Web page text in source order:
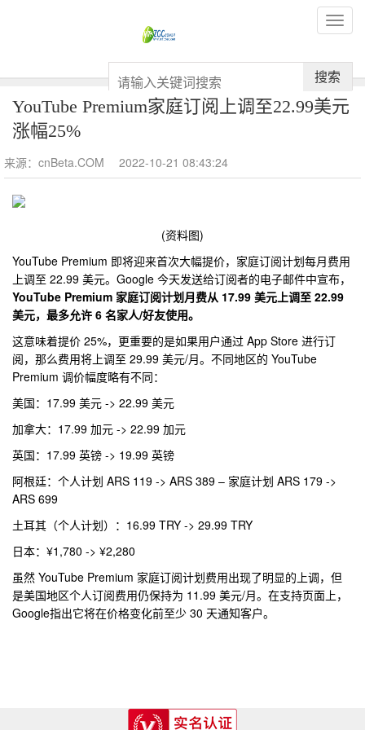
搜索
YouTube Premium家庭订阅上调至22.99美元
涨幅25%
来源：cnBeta.COM 2022-10-21 08:43:24
(资料图)
YouTube Premium 即将迎来首次大幅提价，家庭订阅计划每月费用
上调至 22.99 美元。Google 今天发送给订阅者的电子邮件中宣布，
YouTube Premium 家庭订阅计划月费从 17.99 美元上调至 22.99
美元，最多允许 6 名家人/好友使用。
这意味着提价 25%，更重要的是如果用户通过 App Store 进行订
阅，那么费用将上调至 29.99 美元/月。不同地区的 YouTube
Premium 调价幅度略有不同：
美国：17.99 美元 -> 22.99 美元
加拿大：17.99 加元 -> 22.99 加元
英国：17.99 英镑 -> 19.99 英镑
阿根廷：个人计划 ARS 119 -> ARS 389 – 家庭计划 ARS 179 ->
ARS 699
土耳其（个人计划）：16.99 TRY -> 29.99 TRY
日本：¥1,780 -> ¥2,280
虽然 YouTube Premium 家庭订阅计划费用出现了明显的上调，但
是美国地区个人订阅费用仍保持为 11.99 美元/月。在支持页面上，
Google指出它将在价格变化前至少 30 天通知客户。